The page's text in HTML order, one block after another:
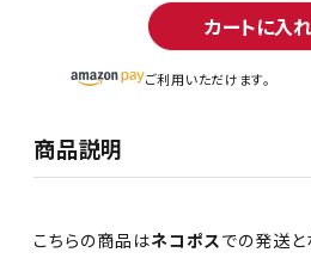
カートに入
ご利用いただけます。
商品説明
こちらの商品はネコポスでの発送と